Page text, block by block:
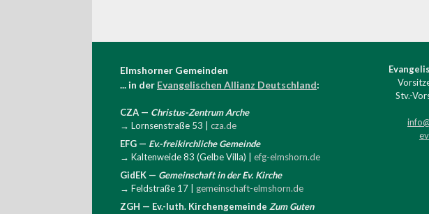
Elmshorner Gemeinden
... in der Evangelischen Allianz Deutschland:
CZA — Christus-Zentrum Arche
→ Lornsenstraße 53 | cza.de
EFG — Ev.-freikirchliche Gemeinde
→ Kaltenweide 83 (Gelbe Villa) | efg-elmshorn.de
GidEK — Gemeinschaft in der Ev. Kirche
→ Feldstraße 17 | gemeinschaft-elmshorn.de
ZGH — Ev.-luth. Kirchengemeinde Zum Guten
Stv.-